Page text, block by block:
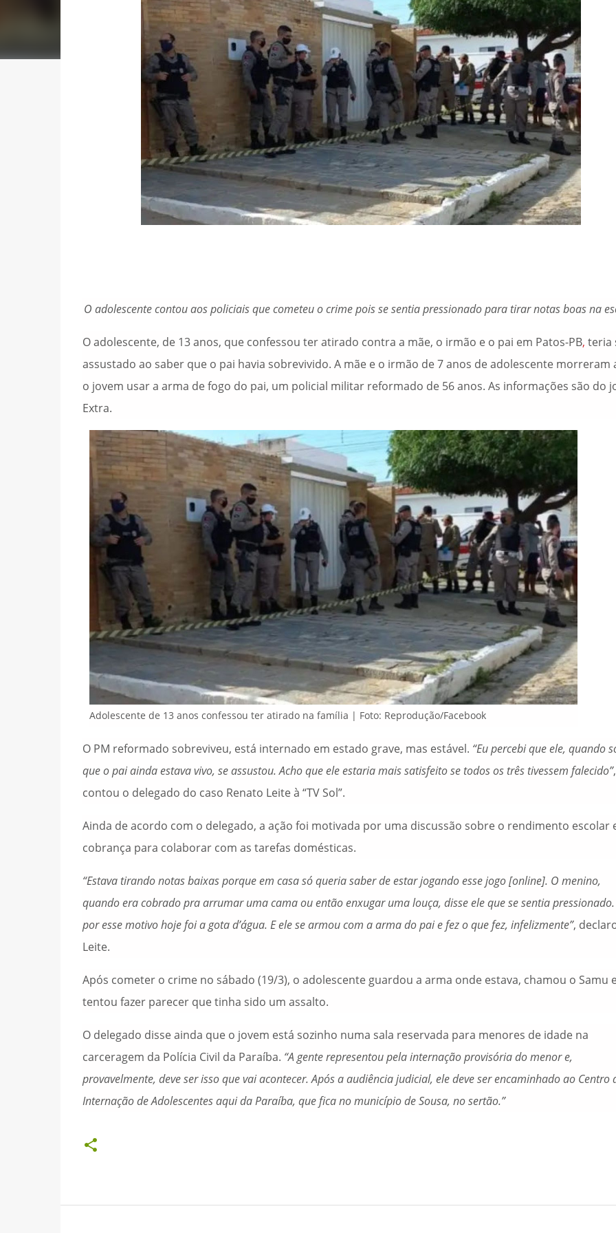
O adolescente contou aos policiais que cometeu o crime pois se sentia pressionado para tirar notas boas na
O adolescente, de 13 anos, que confessou ter atirado contra a mãe, o irmão e o pai em Patos-PB, teria
assustado ao saber que o pai havia sobrevivido. A mãe e o irmão de 7 anos de adolescente morreram
o jovem usar a arma de fogo do pai, um policial militar reformado de 56 anos. As informações são do
Extra.
Adolescente de 13 anos confessou ter atirado na família | Foto: Reprodução/Facebook
O PM reformado sobreviveu, está internado em estado grave, mas estável. “Eu percebi que ele, quando
que o pai ainda estava vivo, se assustou. Acho que ele estaria mais satisfeito se todos os três tivessem falecido”,
contou o delegado do caso Renato Leite à “TV Sol”.
Ainda de acordo com o delegado, a ação foi motivada por uma discussão sobre o rendimento escolar
cobrança para colaborar com as tarefas domésticas.
“Estava tirando notas baixas porque em casa só queria saber de estar jogando esse jogo [online]. O menino,
quando era cobrado pra arrumar uma cama ou então enxugar uma louça, disse ele que se sentia pressionado.
por esse motivo hoje foi a gota d’água. E ele se armou com a arma do pai e fez o que fez, infelizmente”,
Leite.
Após cometer o crime no sábado (19/3), o adolescente guardou a arma onde estava, chamou o Samu
tentou fazer parecer que tinha sido um assalto.
O delegado disse ainda que o jovem está sozinho numa sala reservada para menores de idade na
carceragem da Polícia Civil da Paraíba. “A gente representou pela internação provisória do menor e,
provavelmente, deve ser isso que vai acontecer. Após a audiência judicial, ele deve ser encaminhado ao Centro
Internação de Adolescentes aqui da Paraíba, que fica no município de Sousa, no sertão.”